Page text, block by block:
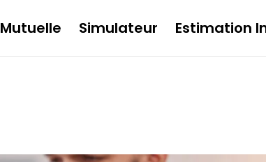
Mutuelle Simulateur Estimation